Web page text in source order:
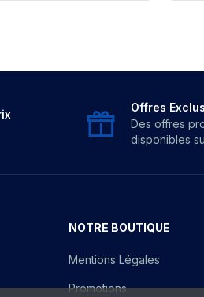
Offres
Des offres
disponibles
NOTRE BOUTIQUE
Mentions Légales
Promotions